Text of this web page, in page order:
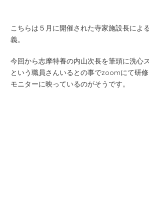
こちらは５月に開催された寺家施設長によ
義。
今回から志摩特養の内山次長を筆頭に洗心
という職員さんいるとの事でzoomにて研
モニターに映っているのがそうです。